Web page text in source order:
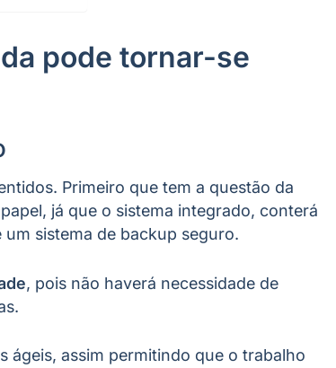
pode tornar-se
Primeiro que tem a questão da
já que o sistema integrado, conterá
sistema de backup seguro.
, pois não haverá necessidade de
ágeis, assim permitindo que o trabalho